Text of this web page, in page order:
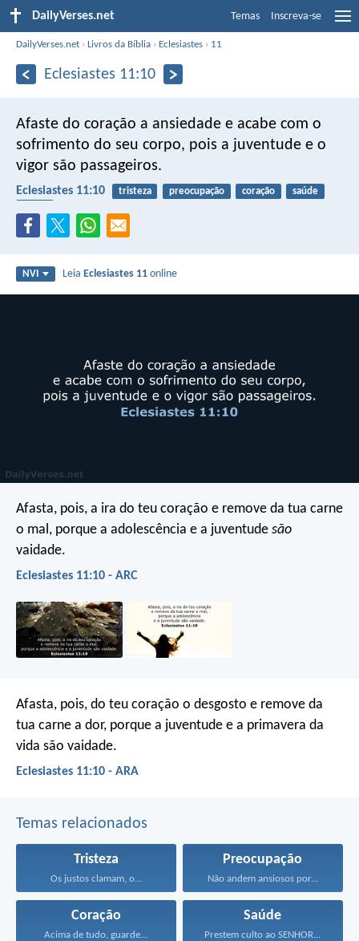
DailyVerses.net Temas Inscreva-se
DailyVerses.net ›Livros da Bíblia › Eclesiastes › 11
Eclesiastes 11:10
Afaste do coração a ansiedade e acabe com o
sofrimento do seu corpo, pois a juventude e o
vigor são passageiros.
Eclesiastes 11:10 tristeza preocupação coração
saúde
NVI LeiaEclesiastes 11 online
Afasta, pois, a ira do teu coração e remove da tua carne
o mal, porque a adolescência e a juventude são
vaidade.
Eclesiastes 11:10 - ARC
Afasta, pois, do teu coração o desgosto e remove da
tua carne a dor, porque a juventude e a primavera da
vida são vaidade.
Eclesiastes 11:10 - ARA
Temas relacionados
Tristeza
Os justos clamam, o...
Preocupação
Não andem ansiosos por...
Coração
Acima de tudo, guarde...
Saúde
Prestem culto ao SENHOR...